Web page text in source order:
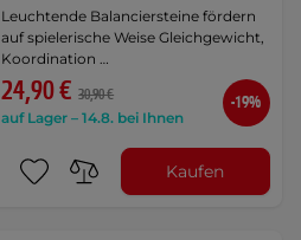
Leuchtende Balanciersteine fördern
auf spielerische Weise Gleichgewicht,
Koordination …
24,90 € 30,90 €
auf Lager – 14.8. bei Ihnen
-19%
Kaufen